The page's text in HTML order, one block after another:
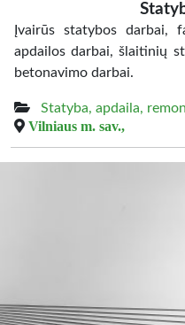
Įvairūs statybos darbai,
apdailos darbai, šlaitinių
betonavimo darbai.
Statyba, apdaila,
Vilniaus m. sav.,